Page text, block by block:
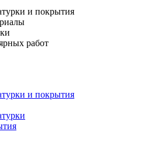
и покрытия
работ
и покрытия